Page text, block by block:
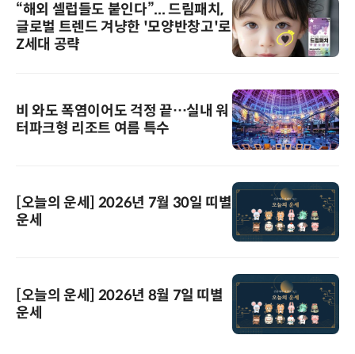
“해외 셀럽들도 붙인다”... 드림패치,
글로벌 트렌드 겨냥한 '모양반창고'로
Z세대 공략
비 와도 폭염이어도 걱정 끝…실내 워
터파크형 리조트 여름 특수
[오늘의 운세] 2026년 7월 30일 띠별
운세
[오늘의 운세] 2026년 8월 7일 띠별
운세